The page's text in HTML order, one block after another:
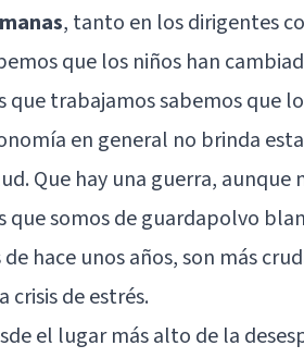
, tanto en los dirigentes
que los niños han
que trabajamos sabemos que
en general no brinda
Que hay una guerra,
que somos de guardapolvo
de hace unos años, son más
crisis de estrés.
el lugar más alto de la